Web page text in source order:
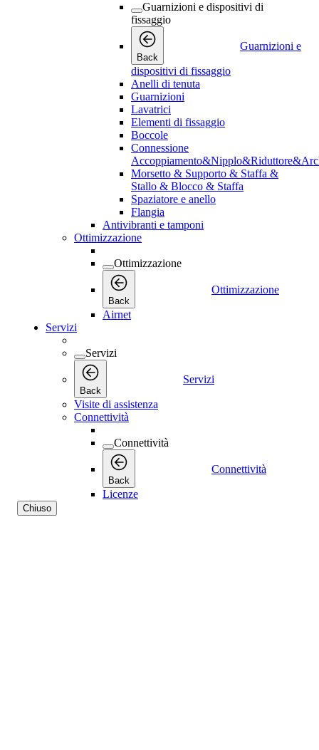
Guarnizioni e dispositivi di
fissaggio
Back
Guarnizioni e
dispositivi di fissaggio
Anelli di tenuta
Guarnizioni
Lavatrici
Elementi di fissaggio
Boccole
Connessione
Morsetto & Supporto & Staffa &
Stallo & Blocco & Staffa
Spaziatore e anello
Flangia
Antivibranti e tamponi
Ottimizzazione
Ottimizzazione
Back
Ottimizzazione
Airnet
Servizi
Servizi
Back
Servizi
Visite di assistenza
Connettività
Connettività
Back
Connettività
Licenze
Chiuso